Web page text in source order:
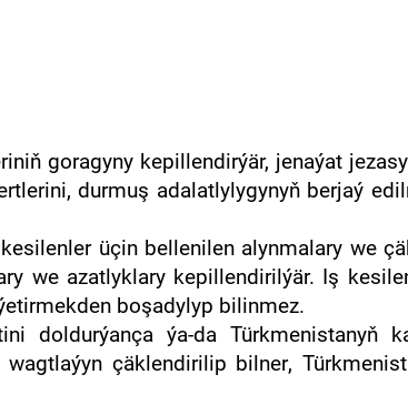
goragyny kepillendirýär, jenaýat
durmuş adalatlylygynyň berjaý
üçin bellenilen alynmalary we
we azatlyklary kepillendirilýär. Iş
boşadylyp bilinmez.
dol durýança ýa-da Türkmenistanyň
wagtlaýyn çäklendiril ip bilner,